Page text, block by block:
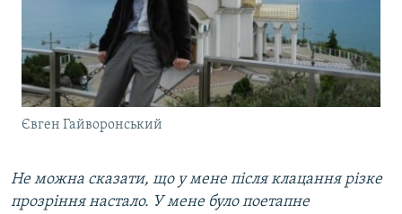
Євген Гайворонський
Не можна сказати, що у мене після клацання різке
прозріння настало. У мене було поетапне